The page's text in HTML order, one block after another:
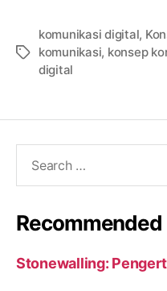
Tags
komunikasi digital,
komunikasi, konsep
digital
Recommended
Stonewalling: